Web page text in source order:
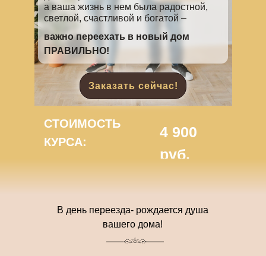
а ваша жизнь в нем была радостной,
светлой, счастливой и богатой –
важно переехать в новый дом
ПРАВИЛЬНО!
Заказать сейчас!
СТОИМОСТЬ
КУРСА:
4 900
руб.
В день переезда- рождается душа
вашего дома!